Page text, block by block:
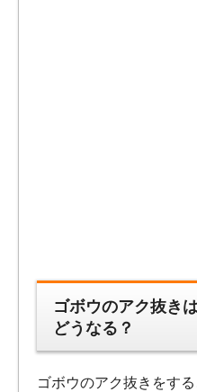
ゴボウのアク抜き
どうなる？
ゴボウのアク抜きをす